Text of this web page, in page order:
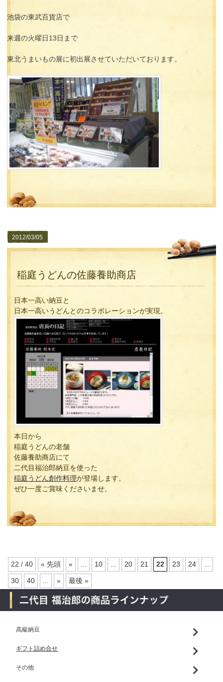
池袋の東武百貨店で
来週の火曜日13日まで
東北うまいもの展に初出展させていただいております。
2012/03/05
稲庭うどんの佐藤養助商店
日本一高い納豆と
日本一高いうどんとのコラボレーションが実現。
本日から
稲庭うどんの老舗
佐藤養助商店にて
二代目福治郎納豆を使った
稲庭うどん創作料理が登場します。
ぜひ一度ご賞味くださいませ。
22 / 40 « 先頭 « ... 10 ... 20 21 22 23 24 ...
30 40 ... » 最後 »
高級納豆
ギフト詰め合せ
その他